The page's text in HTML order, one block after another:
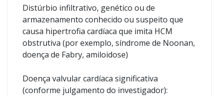
Distúrbio infiltrativo, genético ou de
armazenamento conhecido ou suspeito que
causa hipertrofia cardíaca que imita HCM
obstrutiva (por exemplo, síndrome de Noonan,
doença de Fabry, amiloidose)
Doença valvular cardíaca significativa
(conforme julgamento do investigador):